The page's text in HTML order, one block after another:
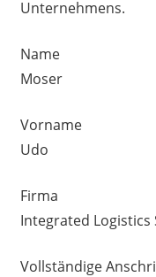
Unternehmens.
Name
Moser
Vorname
Udo
Firma
Integrated Logistics
Vollständige